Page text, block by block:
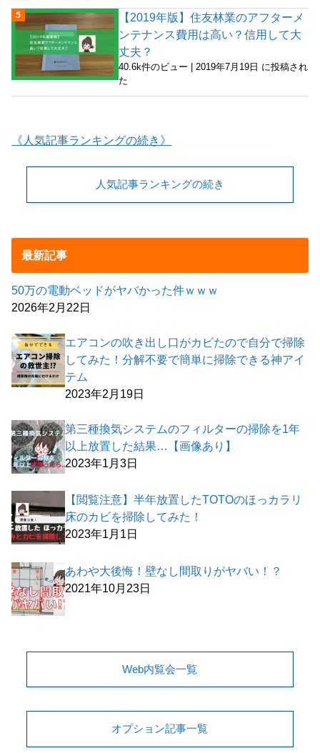
【2019年版】住友林業のアフターメ
ンテナンス費用は高い？信用して大
丈夫？
40.6k件のビュー | 2019年7月19日 に投稿され
た
《人気記事ランキングの続き》
人気記事ランキングの続き
最新記事
50万の電動ベッドがヤバかった件ｗｗｗ
2026年2月22日
エアコンの吹き出し口がカビたので自分で掃除
してみた！分解不要で簡単に掃除できる神アイ
テム
2023年2月19日
第三種換気システムのフィルターの掃除を1年
以上放置した結果…【画像あり】
2023年1月3日
【閲覧注意】半年放置したTOTOのほっカラリ
床のカビを掃除してみた！
2023年1月1日
あわや大後悔！壁なし間取りがヤバい！？
2021年10月23日
Web内覧会一覧
オプション記事一覧